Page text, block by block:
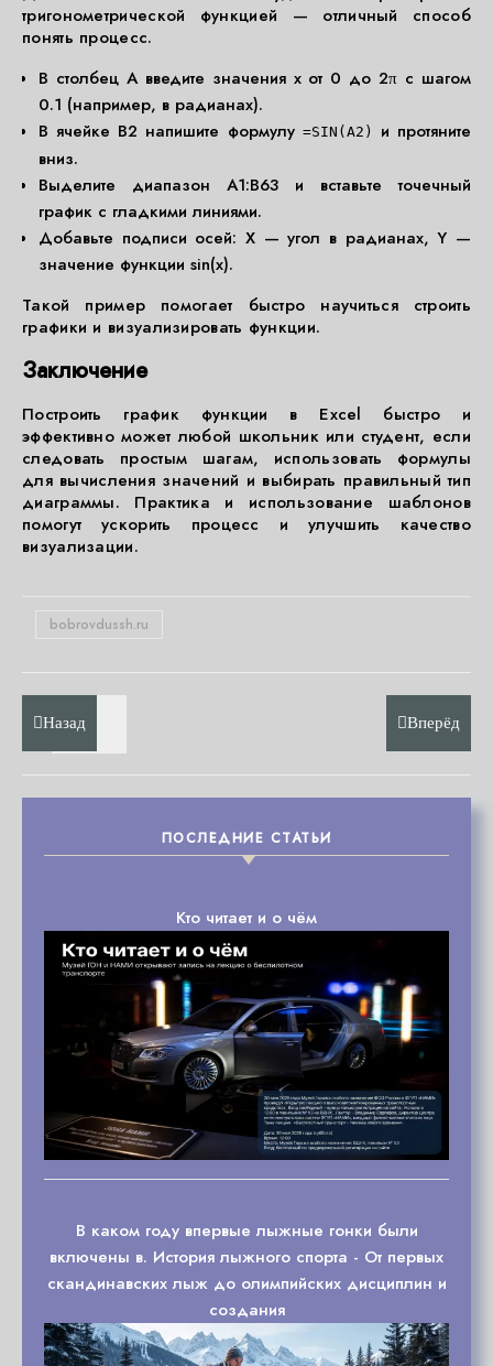
тригонометрической функцией — отличный способ
понять процесс.
В столбец A введите значения x от 0 до 2π с шагом
0.1 (например, в радианах).
В ячейке B2 напишите формулу =SIN(A2)
и протяните
вниз.
Выделите диапазон A1:B63 и вставьте точечный
график с гладкими линиями.
Добавьте подписи осей: X — угол в радианах, Y —
значение функции sin(x).
Такой пример помогает быстро научиться строить
графики и визуализировать функции.
Заключение
Построить график функции в Excel быстро и
эффективно может любой школьник или студент, если
следовать простым шагам, использовать формулы
для вычисления значений и выбирать правильный тип
диаграммы. Практика и использование шаблонов
помогут ускорить процесс и улучшить качество
визуализации.
bobrovdussh.ru
Назад Вперёд
ПОСЛЕДНИЕ СТАТЬИ
Кто читает и о чём
В каком году впервые лыжные гонки были
включены в. История лыжного спорта - От первых
скандинавских лыж до олимпийских дисциплин и
создания